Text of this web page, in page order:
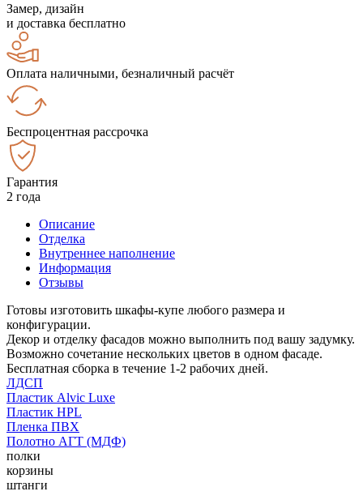
Замер, дизайн
и доставка бесплатно
Оплата наличными, безналичный расчёт
Беспроцентная рассрочка
Гарантия
2 года
Описание
Отделка
Внутреннее наполнение
Информация
Отзывы
Готовы изготовить шкафы-купе любого размера и
конфигурации.
Декор и отделку фасадов можно выполнить под вашу задумку.
Возможно сочетание нескольких цветов в одном фасаде.
Бесплатная сборка в течение 1-2 рабочих дней.
ЛДСП
Пластик Alvic Luxe
Пластик HPL
Пленка ПВХ
Полотно АГТ (МДФ)
полки
корзины
штанги